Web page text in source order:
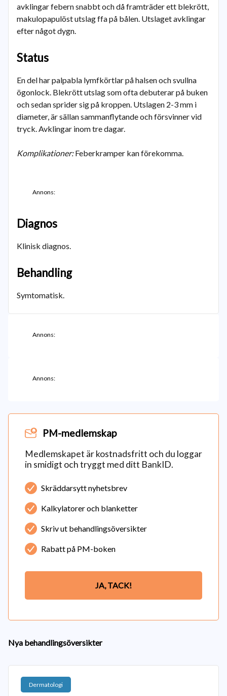
avklingar febern snabbt och då framträder ett blekrött,
makulopapulöst utslag ffa på bålen. Utslaget avklingar
efter något dygn.
Status
En del har palpabla lymfkörtlar på halsen och svullna
ögonlock. Blekrött utslag som ofta debuterar på buken
och sedan sprider sig på kroppen. Utslagen 2-3 mm i
diameter, är sällan sammanflytande och försvinner vid
tryck. Avklingar inom tre dagar.
Komplikationer:Feberkramper kan förekomma.
Annons:
Diagnos
Klinisk diagnos.
Behandling
Symtomatisk.
Annons:
Annons:
PM-medlemskap
Medlemskapet är kostnadsfritt och du loggar
in smidigt och tryggt med ditt BankID.
Skräddarsytt nyhetsbrev
Kalkylatorer och blanketter
Skriv ut behandlingsöversikter
Rabatt på PM-boken
JA, TACK!
Nya behandlingsöversikter
Dermatologi